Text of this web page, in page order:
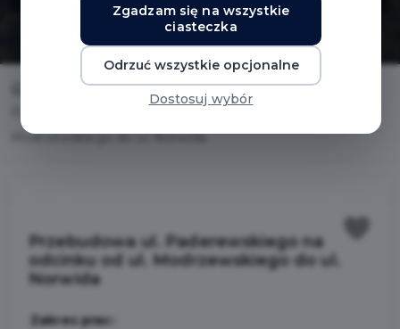
Inwestycje
Modrzewskiego do ul. Norwida
Przebudowa ul. Paderewskiego na
odcinku od ul. Modrzewskiego do ul.
Norwida
Zakres prac:
Zgadzam się na wszystkie
ciasteczka
Odrzuć wszystkie opcjonalne
Dostosuj wybór